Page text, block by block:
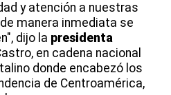
y atención a nuestras
manera inmediata se
dijo la presidenta
en cadena nacional
donde encabezó los
de Centroamérica,